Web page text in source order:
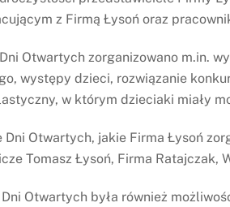
z Firmą Łysoń oraz
Otwartych zorganizowano m.in.
występy dzieci, rozwiązanie
w którym dzieciaki miały
Dni Otwartych, jakie Firma Łysoń
Tomasz Łysoń, Firma Ratajczak,
Otwartych była również